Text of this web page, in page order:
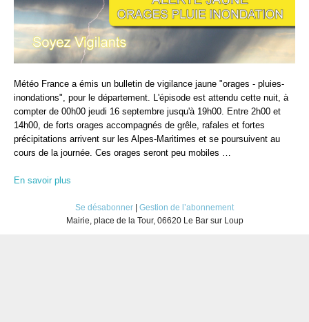
Météo France a émis un bulletin de vigilance jaune "orages - pluies-
inondations", pour le département. L'épisode est attendu cette nuit, à
compter de 00h00 jeudi 16 septembre jusqu'à 19h00. Entre 2h00 et
14h00, de forts orages accompagnés de grêle, rafales et fortes
précipitations arrivent sur les Alpes-Maritimes et se poursuivent au
cours de la journée. Ces orages seront peu mobiles …
En savoir plus
Se désabonner
Gestion de l’abonnement
Mairie, place de la Tour, 06620 Le Bar sur Loup